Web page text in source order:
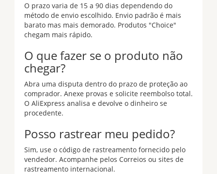
O prazo varia de 15 a 90 dias dependendo do
método de envio escolhido. Envio padrão é mais
barato mas mais demorado. Produtos "Choice"
chegam mais rápido.
O que fazer se o produto não
chegar?
Abra uma disputa dentro do prazo de proteção ao
comprador. Anexe provas e solicite reembolso total.
O AliExpress analisa e devolve o dinheiro se
procedente.
Posso rastrear meu pedido?
Sim, use o código de rastreamento fornecido pelo
vendedor. Acompanhe pelos Correios ou sites de
rastreamento internacional.